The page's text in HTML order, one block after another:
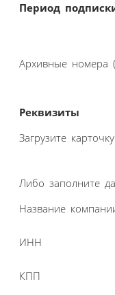
Период
Архивные номера
Реквизиты
Загрузите
Либо заполните
Название
ИНН
КПП